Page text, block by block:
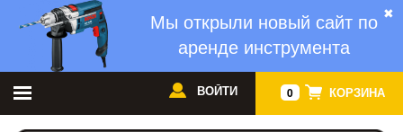
✖
Мы открыли новый сайт по
аренде инструмента
0 КОРЗИНА
ВОЙТИ